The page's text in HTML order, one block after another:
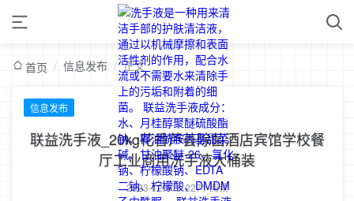
首页 / 信息发布 / 正文
信息发布
联益洗手液_20kg花香芦荟除菌酒店宾馆学校餐
厅工业商用洗手液大桶装
2023-12-9 / 2271 阅读